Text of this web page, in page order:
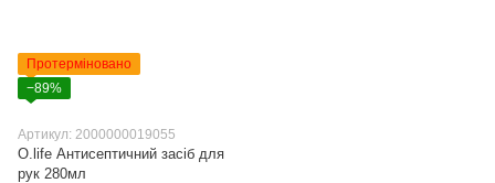
Протерміновано
−89%
Артикул: 2000000019055
O.life Антисептичний засіб для
рук 280мл